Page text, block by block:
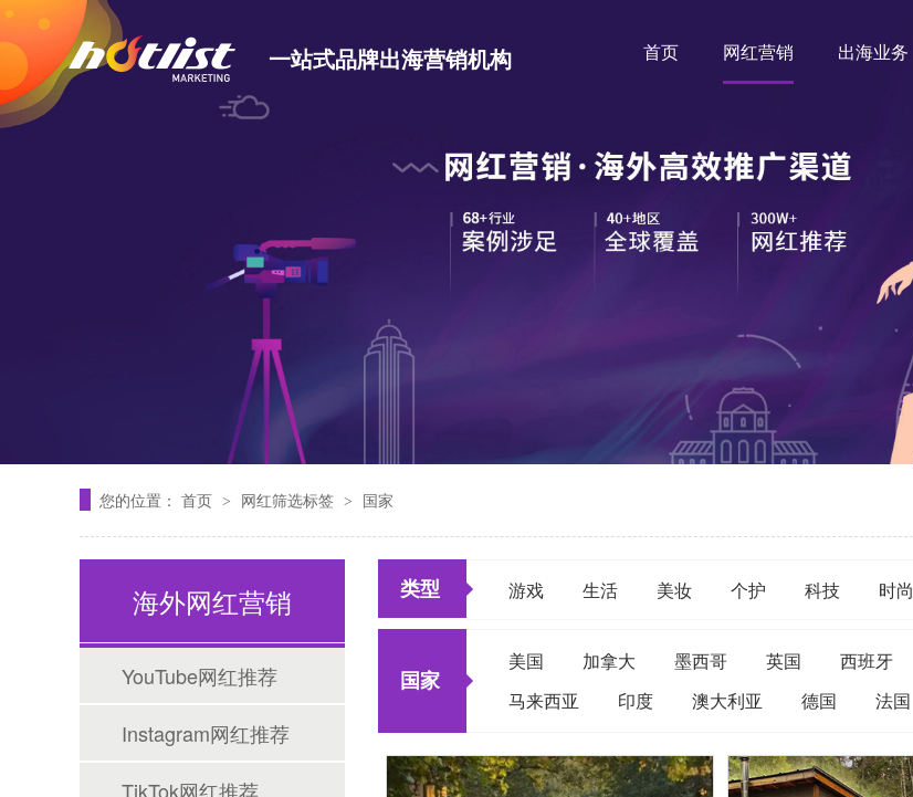
一站式品牌出海营销机构 首页 网红营销 出海业务
您的位置： 首页 > 网红筛选标签 > 国家
类型 游戏 生活 美妆 个护 科技 时尚
国家
美国 加拿大 墨西哥 英国 西班牙
马来西亚
印度 澳大利亚 德国 法国
海外网红营销
YouTube网红推荐
Instagram网红推荐
TikTok网红推荐
Tiktok海外营销